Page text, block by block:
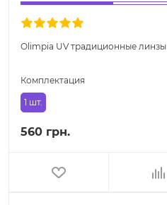
Olimpia UV традиционные линзы
Комплектация
1 шт.
560 грн.